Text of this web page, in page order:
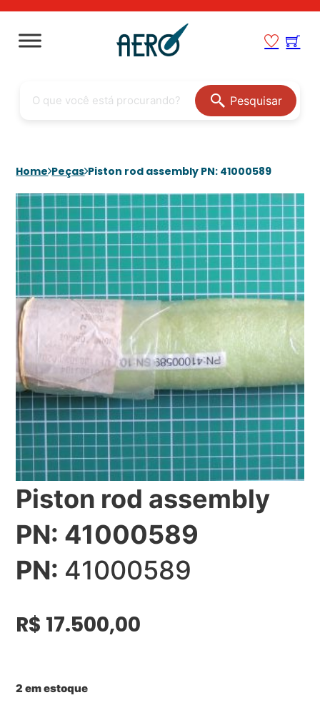
Pesquisar
Home Peças Piston rod assembly PN: 41000589
Piston rod assembly
PN: 41000589
PN: 41000589
R$ 17.500,00
2 em estoque